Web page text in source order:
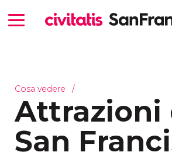
Cosa vedere
Attrazioni
San